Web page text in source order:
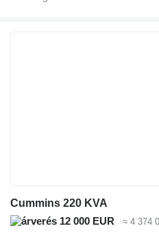
Cummins 220 KVA
12 000 EUR
≈ 4 374